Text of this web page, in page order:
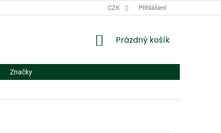
NÁHRADNÍ PLNĚNÍ
CZK Přihlášení
NÁKUPNÍ
Prázdný košík
Značky